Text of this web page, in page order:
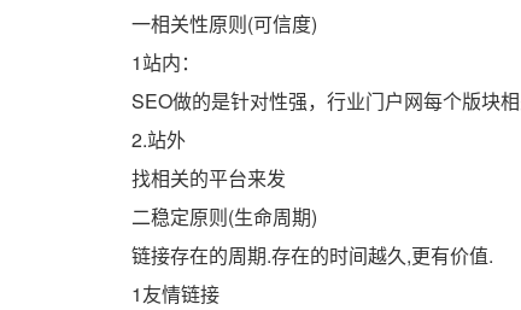
一相关性原则(可信度)
1站内：
SEO做的是针对性强，行业门户网每个版块
2.站外
找相关的平台来发
二稳定原则(生命周期)
链接存在的周期.存在的时间越久,更有价值.
1友情链接